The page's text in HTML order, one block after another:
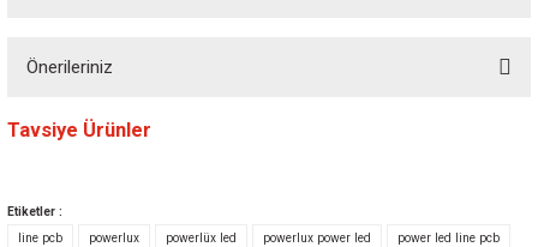
Önerileriniz
Bu ürünün fiyat bilgisi, resim, ürün açıklamalarında ve diğer konularda
yetersiz gördüğünüz noktaları öneri formunu kullanarak tarafımıza
Tavsiye Ürünler
Etiketler :
line pcb
powerlux powerlüx led powerlux power led power led line pcb